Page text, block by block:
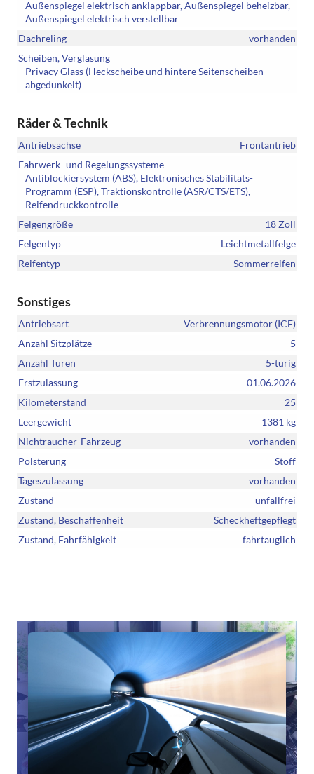
Außenspiegel elektrisch anklappbar, Außenspiegel beheizbar,
Außenspiegel elektrisch verstellbar
Dachreling
vorhanden
Scheiben, Verglasung
Privacy Glass (Heckscheibe und hintere Seitenscheiben
abgedunkelt)
Räder & Technik
Antriebsachse
Frontantrieb
Fahrwerk- und Regelungssysteme
Antiblockiersystem (ABS), Elektronisches Stabilitäts-
Programm (ESP), Traktionskontrolle (ASR/CTS/ETS),
Reifendruckkontrolle
Felgengröße
18 Zoll
Felgentyp
Leichtmetallfelge
Reifentyp
Sommerreifen
Sonstiges
Antriebsart
Verbrennungsmotor (ICE)
Anzahl Sitzplätze
5
Anzahl Türen
5-türig
Erstzulassung
01.06.2026
Kilometerstand
25
Leergewicht
1381 kg
Nichtraucher-Fahrzeug
vorhanden
Polsterung
Stoff
Tageszulassung
vorhanden
Zustand
unfallfrei
Zustand, Beschaffenheit
Scheckheftgepflegt
Zustand, Fahrfähigkeit
fahrtauglich